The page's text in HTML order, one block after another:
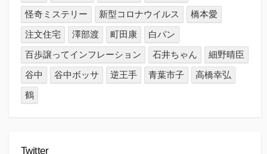
怪奇ミステリー
新型コロナウイルス
橋本愛
注文住宅
澤部渡 町田康
白パン
百歩譲ってインフレーション
石井ちゃん
細野晴臣
谷中
谷中ボッサ 逆王手 青葉市子
高橋幸弘
鶴
Twitter